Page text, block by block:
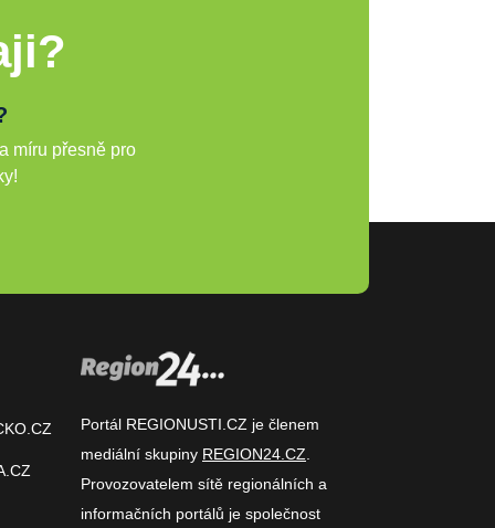
míru přesně pro
Portál REGIONUSTI.CZ je členem
mediální skupiny REGION24.CZ
Provozovatelem sítě regionálních a
informačních portálů je společnost